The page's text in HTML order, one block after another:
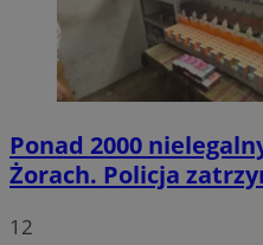
Ponad 2000
Żorach. Policja
12